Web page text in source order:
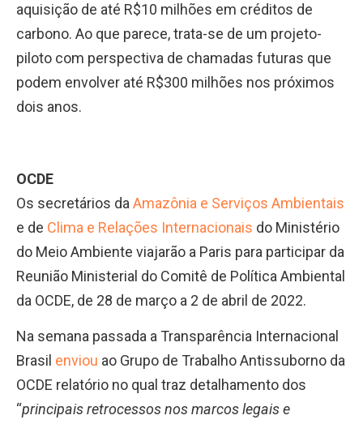
aquisição de até R$10 milhões em créditos de
carbono. Ao que parece, trata-se de um projeto-
piloto com perspectiva de chamadas futuras que
podem envolver até R$300 milhões nos próximos
dois anos.
OCDE
Os secretários da Amazônia e Serviços Ambientais
e de Clima e Relações Internacionais do Ministério
do Meio Ambiente viajarão a Paris para participar da
Reunião Ministerial do Comitê de Política Ambiental
da OCDE, de 28 de março a 2 de abril de 2022.
Na semana passada a Transparência Internacional
Brasil enviou ao Grupo de Trabalho Antissuborno da
OCDE relatório no qual traz detalhamento dos
“principais retrocessos nos marcos legais e